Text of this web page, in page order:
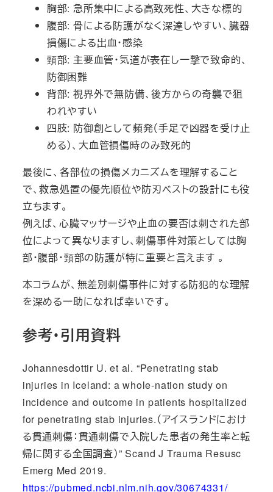
胸部: 急所集中による高致死性、大きな標的
腹部: 骨による防護がなく深達しやすい、臓器
損傷による出血・感染
頸部: 主要血管・気道が表在し一撃で致命的、
防御困難
背部: 視界外で無防備、後方からの奇襲で狙
われやすい
四肢: 防御創として頻発（手足で凶器を受け止
める）、大血管損傷時のみ致死的
最後に、各部位の損傷メカニズムを理解すること
で、救急処置の優先順位や防刃ベストの設計にも役
立ちます。
例えば、心臓マッサージや止血の要否は刺された部
位によって異なりますし、刺傷事件対策としては胸
部・腹部・頸部の防護が特に重要と言えます 。
本コラムが、無差別刺傷事件に対する防犯的な理解
を深める一助になれば幸いです。
参考・引用資料
Johannesdottir U. et al. “Penetrating stab
injuries in Iceland: a whole-nation study on
incidence and outcome in patients hospitalized
for penetrating stab injuries.（アイスランドにおけ
る貫通刺傷：貫通刺傷で入院した患者の発生率と転
帰に関する全国調査）” Scand J Trauma Resusc
Emerg Med 2019.
https://pubmed.ncbi.nlm.nih.gov/30674331/